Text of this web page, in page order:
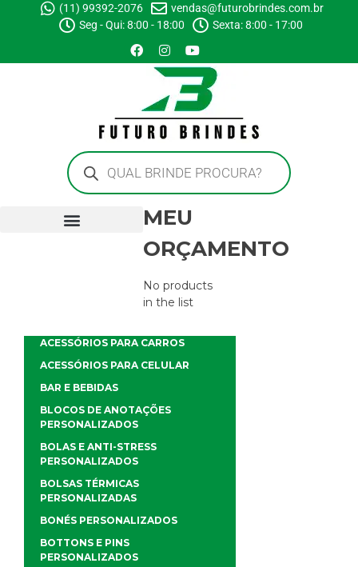
(11) 99392-2076
vendas@futurobrindes.com.br
Seg - Qui: 8:00 - 18:00
Sexta: 8:00 - 17:00
MEU
ORÇAMENTO
No products
in the list
ACESSÓRIOS PARA CARROS
ACESSÓRIOS PARA CELULAR
BAR E BEBIDAS
BLOCOS DE ANOTAÇÕES
PERSONALIZADOS
BOLAS E ANTI-STRESS
PERSONALIZADOS
BOLSAS TÉRMICAS
PERSONALIZADAS
BONÉS PERSONALIZADOS
BOTTONS E PINS
PERSONALIZADOS